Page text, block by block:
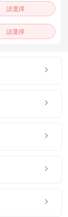
請選擇
請選擇